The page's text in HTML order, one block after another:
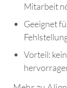
Mitarbeit
Geeignet
Vorteil: